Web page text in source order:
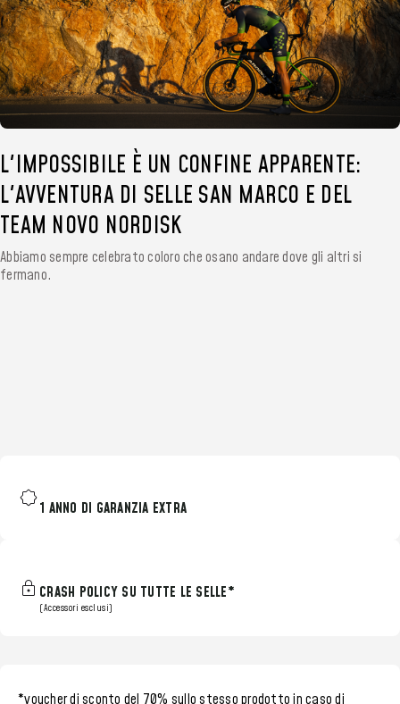
L'IMPOSSIBILE È UN CONFINE APPARENTE:
L'AVVENTURA DI SELLE SAN MARCO E DEL
TEAM NOVO NORDISK
Abbiamo sempre celebrato coloro che osano andare dove gli altri si
fermano.
1 ANNO DI GARANZIA EXTRA
CRASH POLICY SU TUTTE LE SELLE*
(Accessori esclusi)
*voucher di sconto del 70% sullo stesso prodotto in caso di